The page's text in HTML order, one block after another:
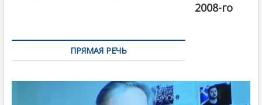
2008-го
ПРЯМАЯ РЕЧЬ